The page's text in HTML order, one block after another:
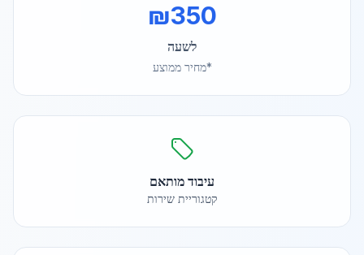
₪350
לשעה
*מחיר ממוצע
עיבוד מותאם
קטגוריית שירות